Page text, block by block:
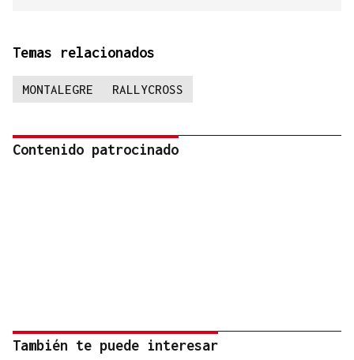
Temas relacionados
MONTALEGRE RALLYCROSS
Contenido patrocinado
También te puede interesar